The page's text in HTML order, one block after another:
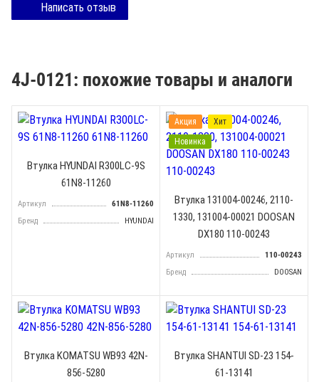
Написать отзыв
4J-0121: похожие товары и аналоги
Втулка HYUNDAI R300LC-9S
61N8-11260
Артикул
61N8-11260
Бренд
HYUNDAI
Акция
Хит
Новинка
Втулка 131004-00246, 2110-
1330, 131004-00021 DOOSAN
DX180 110-00243
Артикул
110-00243
Бренд
DOOSAN
Втулка KOMATSU WB93 42N-
856-5280
Втулка SHANTUI SD-23 154-
61-13141